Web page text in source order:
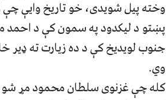
وخته پیل شویدی، خو تاریخ وایې
پښتو د لیکدود په سمون کې د احمد
جنوب لویديخ کې د ده زیارت ته ډیر
وي.
کله چې غزنوی سلطان محمود مړ